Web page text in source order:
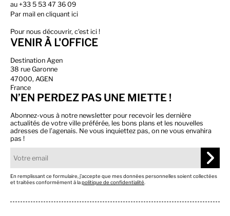
au +33 5 53 47 36 09
Par mail en cliquant ici
Pour nous découvrir, c'est ici !
VENIR À L'OFFICE
Destination Agen
38 rue Garonne
47000, AGEN
France
N’EN PERDEZ PAS UNE MIETTE !
Abonnez-vous à notre newsletter pour recevoir les dernière
actualités de votre ville préférée, les bons plans et les nouvelles
adresses de l’agenais. Ne vous inquiettez pas, on ne vous envahira
pas !
En remplissant ce formulaire, j’accepte que mes données personnelles soient collectées
et traitées conformément à lapolitique de confidentialité